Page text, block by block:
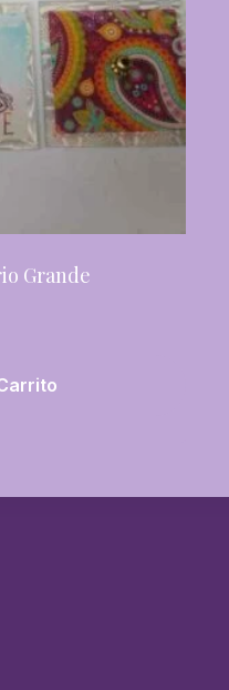
Grande